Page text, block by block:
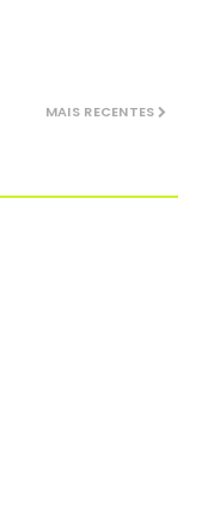
MAIS RECENTES